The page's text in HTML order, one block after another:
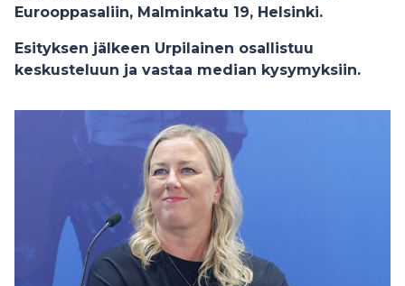
Eurooppasaliin, Malminkatu 19, Helsinki.
Esityksen jälkeen Urpilainen osallistuu
keskusteluun ja vastaa median kysymyksiin.